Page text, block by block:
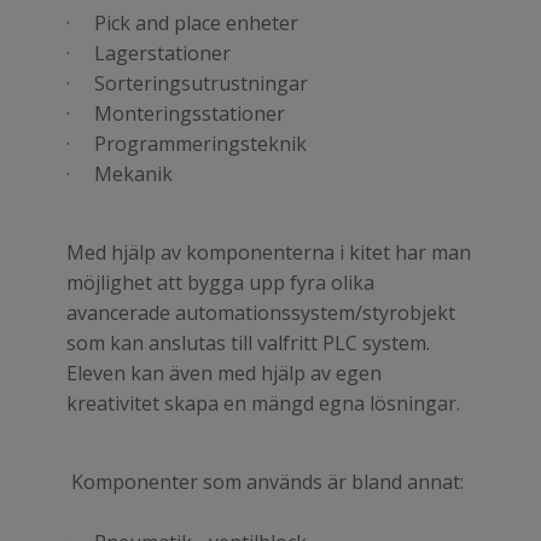
· Pick and place enheter
· Lagerstationer
· Sorteringsutrustningar
· Monteringsstationer
· Programmeringsteknik
· Mekanik
Med hjälp av komponenterna i kitet har man
möjlighet att bygga upp fyra olika
avancerade automationssystem/styrobjekt
som kan anslutas till valfritt PLC system.
Eleven kan även med hjälp av egen
kreativitet skapa en mängd egna lösningar.
Komponenter som används är bland annat: